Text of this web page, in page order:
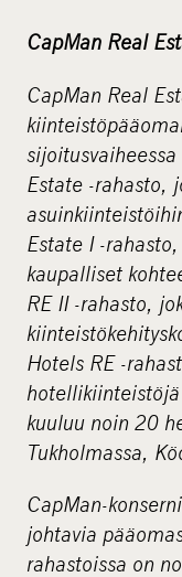
CapMan Real
CapMan Real
Estate -rahasto,
Estate I -
kaupalliset
RE II -rahasto,
Hotels RE -
kuuluu noin 20
Tukholmassa,
CapMan-
johtavia
rahastoissa on